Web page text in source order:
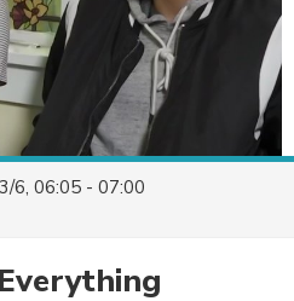
6, 06:05 - 07:00